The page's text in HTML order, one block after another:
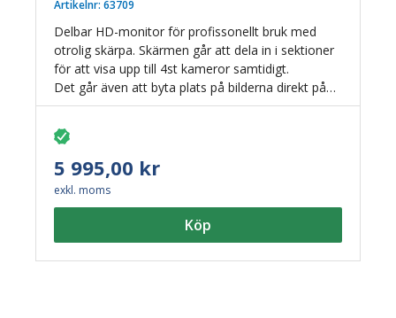
Artikelnr: 63709
Delbar HD-monitor för profissonellt bruk med
otrolig skärpa. Skärmen går att dela in i sektioner
för att visa upp till 4st kameror samtidigt.
Det går även att byta plats på bilderna direkt på
skärmen. Den stora 10,1" skärmen är optimal för
dig som vill ha extra koll på vad som händer runt
fordonet.
Med triggerkablar till kamerorna för aktivering av
kameror vid exempelvis backning eller andra
önskemål. Solskydd och solfjäderfäste samt bygel
Enbart avsedd för HD-kameror.
5 995,00 kr
exkl. moms
Köp